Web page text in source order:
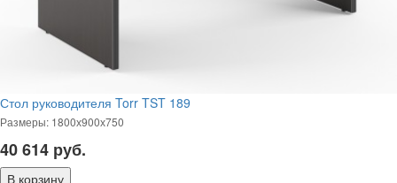
Стол руководителя Torr TST 189
Размеры: 1800х900х750
40 614 руб.